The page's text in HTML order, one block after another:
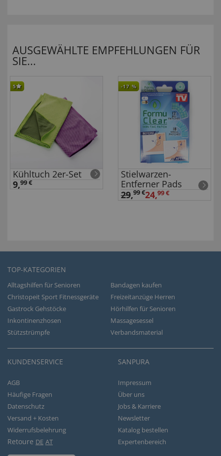
AUSGEWÄHLTE EMPFEHLUNGEN FÜR
SIE...
5
Kühltuch 2er-Set
9,99 €
-17 %
Stielwarzen-
Entferner Pads
29,99 €24,99 €
TOP-KATEGORIEN
Alltagshilfen für Senioren
Bandagen kaufen
Christopeit Sport Fitnessgeräte
Freizeitanzüge Herren
Gastrock Gehstöcke
Hörhilfen für Senioren
Inkontinenzhosen
Massagesessel
Stützstrümpfe
Verbandsmaterial
KUNDENSERVICE
AGB
Häufige Fragen
Datenschutz
Versand + Kosten
Widerrufsbelehrung
Retoure DE AT
SANPURA
Impressum
Über uns
Jobs & Karriere
Newsletter
Katalog bestellen
Expertenbereich